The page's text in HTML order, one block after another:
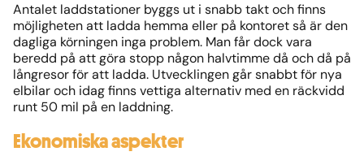
Antalet laddstationer byggs ut i snabb takt och finns
möjligheten att ladda hemma eller på kontoret så är den
dagliga körningen inga problem. Man får dock vara
beredd på att göra stopp någon halvtimme då och då på
långresor för att ladda. Utvecklingen går snabbt för nya
elbilar och idag finns vettiga alternativ med en räckvidd
runt 50 mil på en laddning.
Ekonomiska aspekter